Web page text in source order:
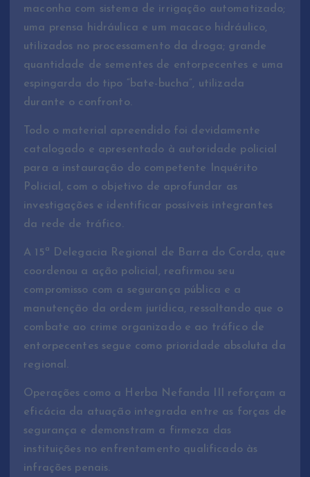
maconha com sistema de irrigação automatizado;
uma prensa hidráulica e um macaco hidráulico,
utilizados no processamento da droga; grande
quantidade de sementes de entorpecentes e uma
espingarda do tipo “bate-bucha”, utilizada
durante o confronto.
Todo o material apreendido foi devidamente
catalogado e apresentado à autoridade policial
para a instauração do competente Inquérito
Policial, com o objetivo de aprofundar as
investigações e identificar possíveis integrantes
da rede de tráfico.
A 15ª Delegacia Regional de Barra do Corda, que
coordenou a ação policial, reafirmou seu
compromisso com a segurança pública e a
manutenção da ordem jurídica, ressaltando que o
combate ao crime organizado e ao tráfico de
entorpecentes segue como prioridade absoluta da
regional.
Operações como a Herba Nefanda III reforçam a
eficácia da atuação integrada entre as forças de
segurança e demonstram a firmeza das
instituições no enfrentamento qualificado às
infrações penais.